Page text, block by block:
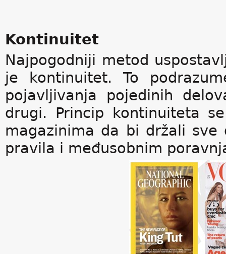
Kontinuitet
Najpogodniji metod
je kontinuitet. To
pojavljivanja pojedinih
drugi. Princip kontinuiteta
magazinima da bi držali sve
pravila i međusobnim